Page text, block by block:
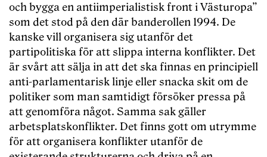
och bygga en antiimperialistisk front i Västuropa”
som det stod på den där banderollen 1994. De
kanske vill organisera sig utanför det
partipolitiska för att slippa interna konflikter. Det
är svårt att sälja in att det ska finnas en principiell
anti-parlamentarisk linje eller snacka skit om de
politiker som man samtidigt försöker pressa på
att genomföra något. Samma sak gäller
arbetsplatskonflikter. Det finns gott om utrymme
för att organisera konflikter utanför de